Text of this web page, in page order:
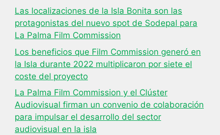
Las localizaciones de la Isla Bonita son las
protagonistas del nuevo spot de Sodepal para
La Palma Film Commission
Los beneficios que Film Commission generó en
la Isla durante 2022 multiplicaron por siete el
coste del proyecto
La Palma Film Commission y el Clúster
Audiovisual firman un convenio de colaboración
para impulsar el desarrollo del sector
audiovisual en la isla